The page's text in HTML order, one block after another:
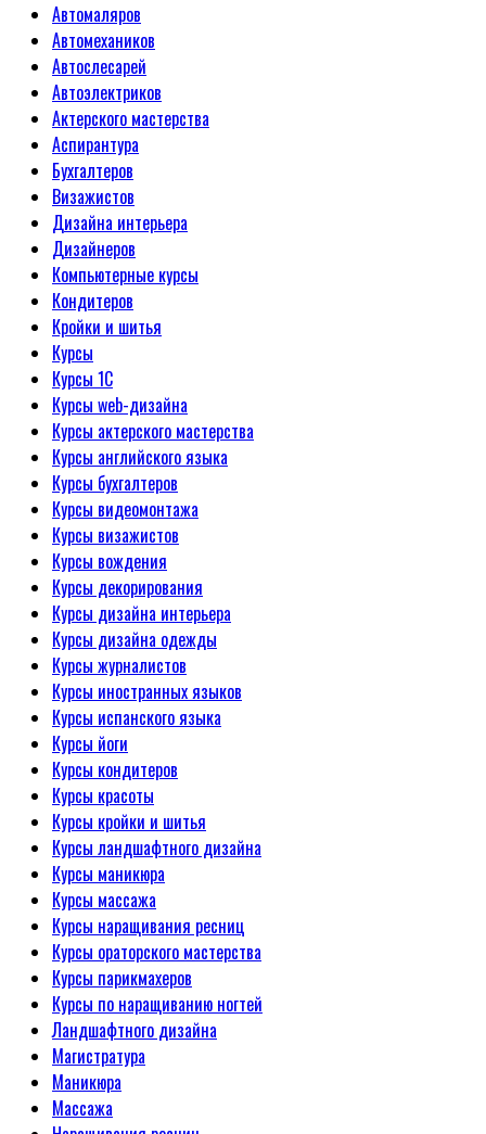
Автомаляров
Автомехаников
Автослесарей
Автоэлектриков
Актерского мастерства
Аспирантура
Бухгалтеров
Визажистов
Дизайна интерьера
Дизайнеров
Компьютерные курсы
Кондитеров
Кройки и шитья
Курсы
Курсы 1С
Курсы web-дизайна
Курсы актерского мастерства
Курсы английского языка
Курсы бухгалтеров
Курсы видеомонтажа
Курсы визажистов
Курсы вождения
Курсы декорирования
Курсы дизайна интерьера
Курсы дизайна одежды
Курсы журналистов
Курсы иностранных языков
Курсы испанского языка
Курсы йоги
Курсы кондитеров
Курсы красоты
Курсы кройки и шитья
Курсы ландшафтного дизайна
Курсы маникюра
Курсы массажа
Курсы наращивания ресниц
Курсы ораторского мастерства
Курсы парикмахеров
Курсы по наращиванию ногтей
Ландшафтного дизайна
Магистратура
Маникюра
Массажа